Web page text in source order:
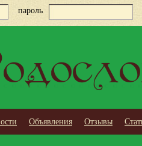
пароль
Объявления Отзывы